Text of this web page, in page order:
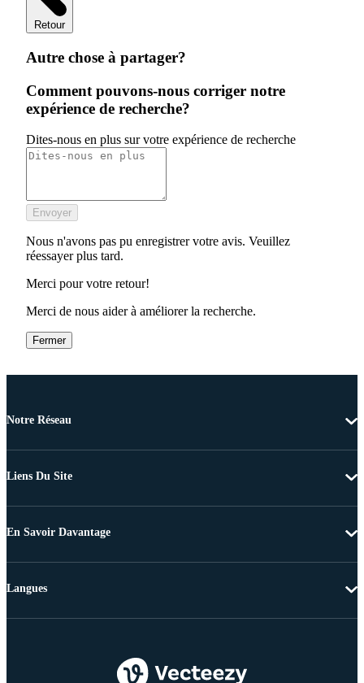
Retour
Autre chose à partager?
Comment pouvons-nous corriger notre
expérience de recherche?
Dites-nous en plus sur votre expérience de recherche
Envoyer
Nous n'avons pas pu enregistrer votre avis. Veuillez
réessayer plus tard.
Merci pour votre retour!
Merci de nous aider à améliorer la recherche.
Fermer
Notre Réseau
Liens Du Site
En Savoir Davantage
Langues